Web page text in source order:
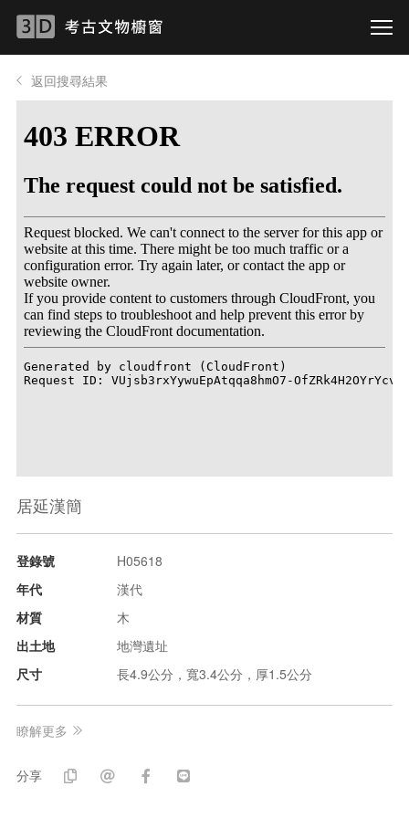
返回搜尋結果
居延漢簡
登錄號
H05618
年代
漢代
材質
木
出土地
地灣遺址
尺寸
長4.9公分，寬3.4公分，厚1.5公分
瞭解更多
分享